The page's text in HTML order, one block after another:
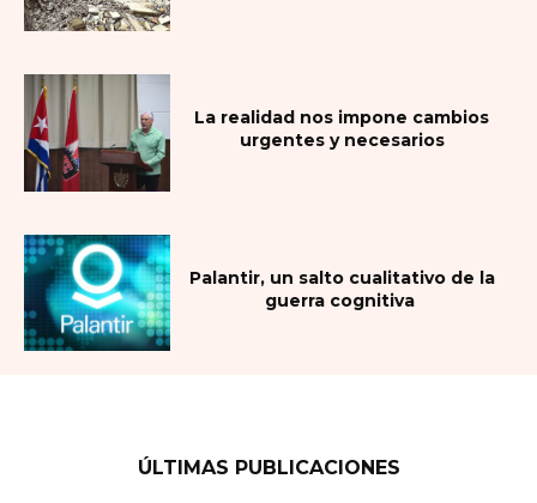
La realidad nos impone cambios
urgentes y necesarios
Palantir, un salto cualitativo de la
guerra cognitiva
ÚLTIMAS PUBLICACIONES